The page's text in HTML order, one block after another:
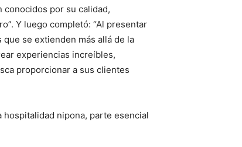
conocidos por su calidad,
Y luego completó: “Al presentar
se extienden más allá de la
experiencias increíbles,
proporcionar a sus clientes
nipona, parte esencial